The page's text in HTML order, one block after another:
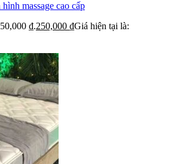
massage cao cấp
₫.250,000 ₫Giá hiện tại là: